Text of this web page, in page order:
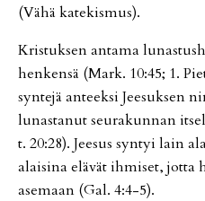
(Vähä ka­te­kis­mus).
Kris­tuk­sen an­ta­ma
hen­ken­sä (Mark. 10:45; 1.
syn­te­jä an­teek­si Jee­suk­sen
lu­nas­ta­nut seu­ra­kun­nan
t. 20:28). Jee­sus syn­tyi lain
alai­si­na elä­vät ih­mi­set, jot­ta
ase­maan (Gal. 4:4-5).